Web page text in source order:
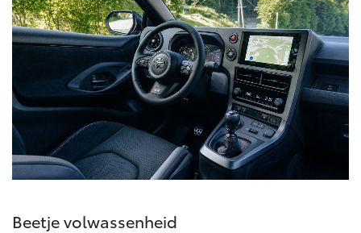
bZ4X
BATTERIJ-ELEKTRISCH
Vanaf € 39.995,-
bZ4X Touring
BATTERIJ-ELEKTRISCH
Vanaf € 48.995,-
Mirai
Connected check
Navigatie updates
Beetje volwassenheid